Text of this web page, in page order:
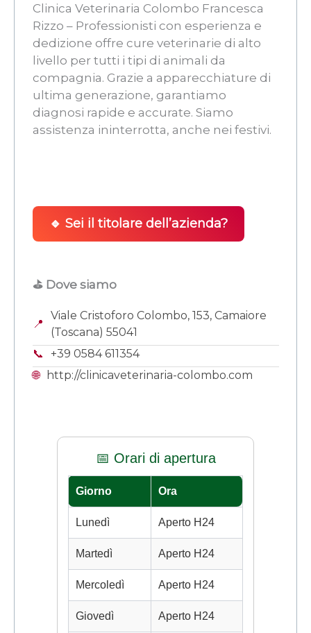
Clinica Veterinaria Colombo Francesca
Rizzo – Professionisti con esperienza e
dedizione offre cure veterinarie di alto
livello per tutti i tipi di animali da
compagnia. Grazie a apparecchiature di
ultima generazione, garantiamo
diagnosi rapide e accurate. Siamo
assistenza ininterrotta, anche nei festivi.
🔹 Sei il titolare dell’azienda?
⛳ Dove siamo
📍
Viale Cristoforo Colombo, 153, Camaiore
(Toscana) 55041
📞
+39 0584 611354
🌐
http://clinicaveterinaria-colombo.com
📅 Orari di apertura
Giorno Ora
Lunedì Aperto H24
Martedì Aperto H24
Mercoledì Aperto H24
Giovedì Aperto H24